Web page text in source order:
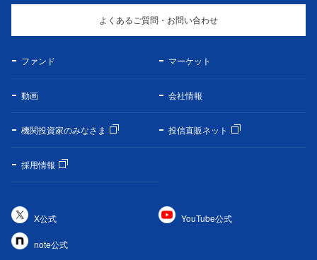
よくあるご質問・お問い合わせ
ファンド マーケット
動画 会社情報
機関投資家のみなさま 投信直販ネット
採用情報
X公式 YouTube公式
note公式